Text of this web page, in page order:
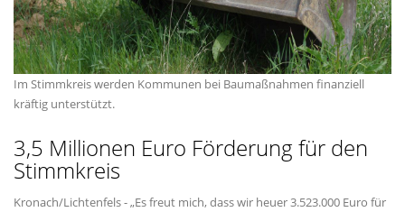
Im Stimmkreis werden Kommunen bei Baumaßnahmen finanziell
kräftig unterstützt.
3,5 Millionen Euro Förderung für den
Stimmkreis
Kronach/Lichtenfels - „Es freut mich, dass wir heuer 3.523.000 Euro für